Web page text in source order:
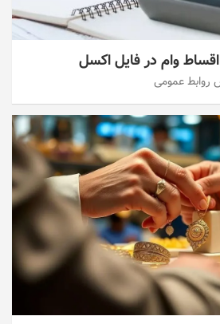
وام در فایل اکسل
عمومی